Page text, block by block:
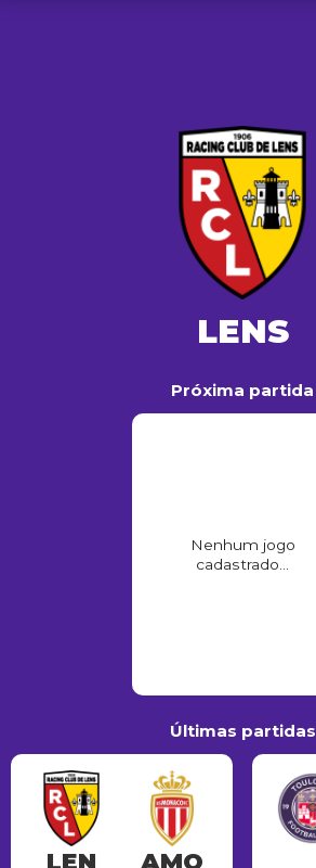
LENS
Próxima partida
Nenhum jogo
cadastrado...
Últimas partidas
LEN AMO